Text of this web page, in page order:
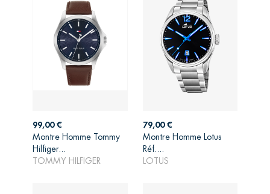
Prix
99,00 €
Montre Homme Tommy
Hilfiger...
TOMMY HILFIGER
AJOUTER AU
Prix
79,00 €
Montre Homme Lotus
Réf....
LOTUS
AJOUTER AU